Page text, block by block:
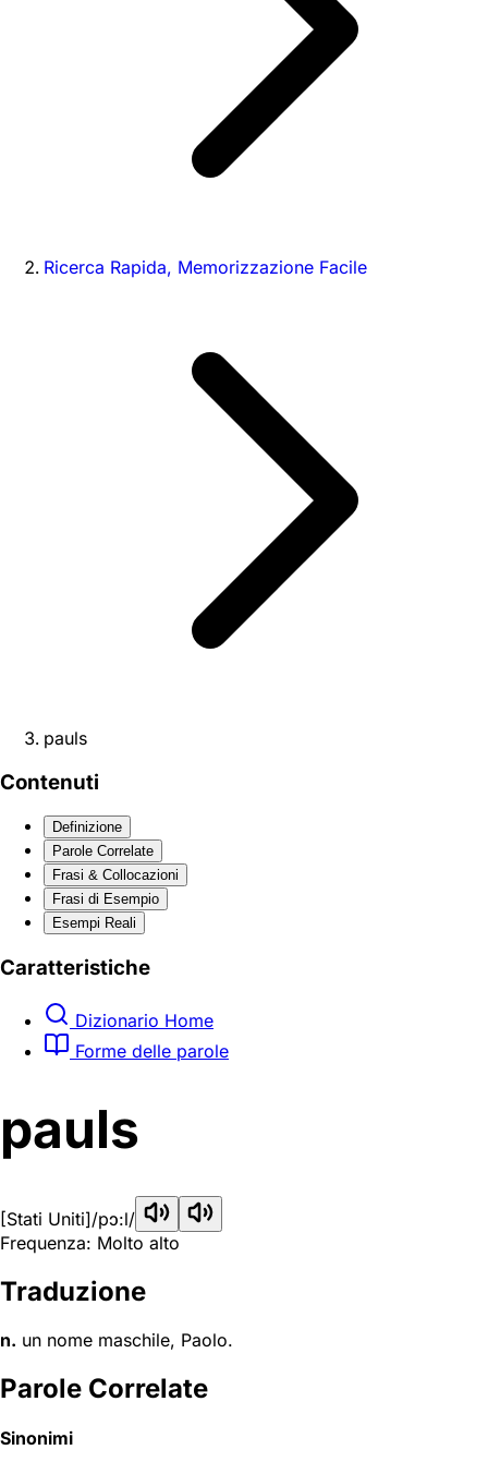
Ricerca Rapida, Memorizzazione Facile
pauls
Contenuti
Definizione
Parole Correlate
Frasi & Collocazioni
Frasi di Esempio
Esempi Reali
Caratteristiche
Dizionario Home
Forme delle parole
pauls
[Stati Uniti]/pɔ:l/
Frequenza: Molto alto
Traduzione
n. un nome maschile, Paolo.
Parole Correlate
Sinonimi